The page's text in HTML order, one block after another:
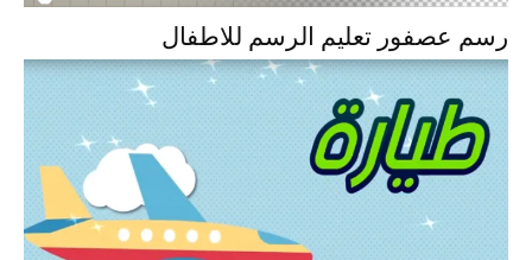
رسم عصفور تعليم الرسم للاطفال